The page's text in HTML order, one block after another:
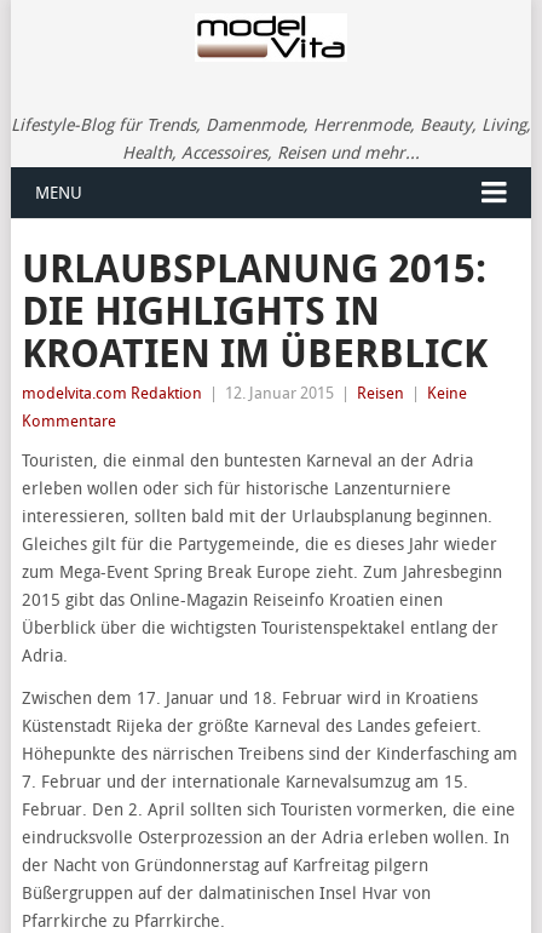
Lifestyle-Blog für Trends, Damenmode, Herrenmode, Beauty, Living,
Health, Accessoires, Reisen und mehr...
MENU
URLAUBSPLANUNG 2015:
DIE HIGHLIGHTS IN
KROATIEN IM ÜBERBLICK
modelvita.com Redaktion 12. Januar 2015 Reisen
Keine
Kommentare
Touristen, die einmal den buntesten Karneval an der Adria
erleben wollen oder sich für historische Lanzenturniere
interessieren, sollten bald mit der Urlaubsplanung beginnen.
Gleiches gilt für die Partygemeinde, die es dieses Jahr wieder
zum Mega-Event Spring Break Europe zieht. Zum Jahresbeginn
2015 gibt das Online-Magazin Reiseinfo Kroatien einen
Überblick über die wichtigsten Touristenspektakel entlang der
Adria.
Zwischen dem 17. Januar und 18. Februar wird in Kroatiens
Küstenstadt Rijeka der größte Karneval des Landes gefeiert.
Höhepunkte des närrischen Treibens sind der Kinderfasching am
7. Februar und der internationale Karnevalsumzug am 15.
Februar. Den 2. April sollten sich Touristen vormerken, die eine
eindrucksvolle Osterprozession an der Adria erleben wollen. In
der Nacht von Gründonnerstag auf Karfreitag pilgern
Büßergruppen auf der dalmatinischen Insel Hvar von
Pfarrkirche zu Pfarrkirche.